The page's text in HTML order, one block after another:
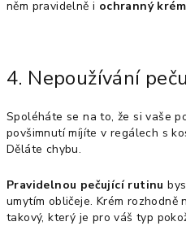
něm pravidelně i ochranný
4. Nepoužívání
Spoléháte se na to, že si vaše
povšimnutí míjíte v regálech s
Děláte chybu.
Pravidelnou pečující rutinu
umytím obličeje. Krém
takový, který je pro váš typ